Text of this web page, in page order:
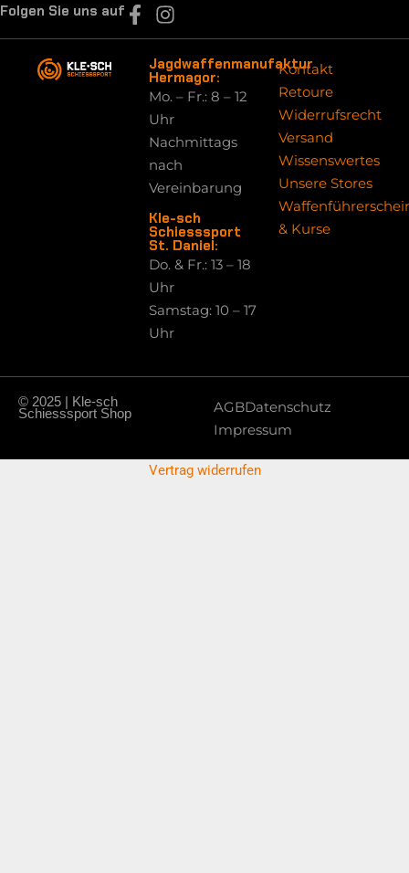
Folgen Sie uns auf
Jagdwaffenmanufaktur
Hermagor:
Mo. – Fr.: 8 – 12
Uhr
Nachmittags
nach
Vereinbarung
Kle-sch
Schiesssport
St. Daniel:
Do. & Fr.: 13 – 18
Uhr
Samstag: 10 – 17
Uhr
Kontakt
Retoure
Widerrufsrecht
Versand
Wissenswertes
Unsere Stores
& Kurse
© 2025 | Kle-sch
Schiesssport Shop AGBDatenschutz
Impressum
Vertrag widerrufen